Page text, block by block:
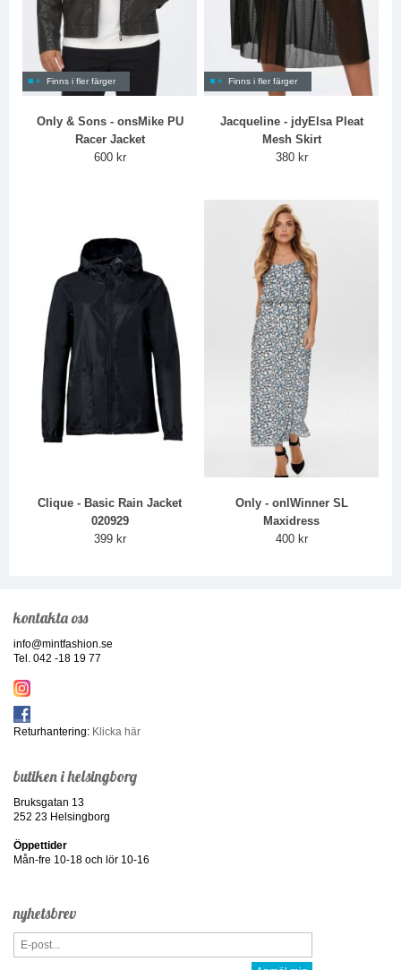
Finns i fler färger
Only & Sons - onsMike PU
Racer Jacket
600 kr
Finns i fler färger
Jacqueline - jdyElsa Pleat
Mesh Skirt
380 kr
Clique - Basic Rain Jacket
020929
399 kr
Only - onlWinner SL
Maxidress
400 kr
kontakta oss
info@mintfashion.se
Tel. 042 -18 19 77
Returhantering: Klicka här
butiken i helsingborg
Bruksgatan 13
252 23 Helsingborg
Öppettider
Mån-fre 10-18 och lör 10-16
nyhetsbrev